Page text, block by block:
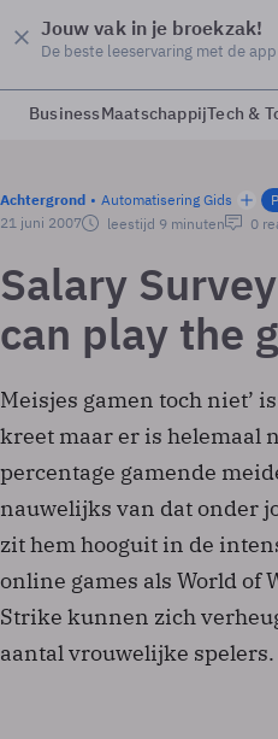
Jouw vak in je broekzak!
De beste leeservaring met de app
BusinessMaatschappijTech &
Achtergrond Automatisering Gids
21 juni 2007
leestijd 9 minuten 0
Salary
can play the
Meisjes gamen toch niet’
kreet maar er is helemaal
percentage gamende
nauwelijks van dat onder
zit hem hooguit in de
online games als World of
Strike kunnen zich
aantal vrouwelijke spelers.